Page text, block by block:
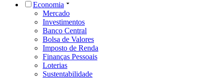
Economia
Mercado
Investimentos
Banco Central
Bolsa de Valores
Imposto de Renda
Finanças Pessoais
Loterias
Sustentabilidade